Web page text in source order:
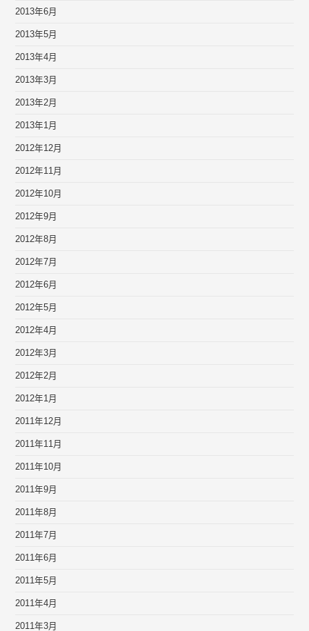
2013年6月
2013年5月
2013年4月
2013年3月
2013年2月
2013年1月
2012年12月
2012年11月
2012年10月
2012年9月
2012年8月
2012年7月
2012年6月
2012年5月
2012年4月
2012年3月
2012年2月
2012年1月
2011年12月
2011年11月
2011年10月
2011年9月
2011年8月
2011年7月
2011年6月
2011年5月
2011年4月
2011年3月